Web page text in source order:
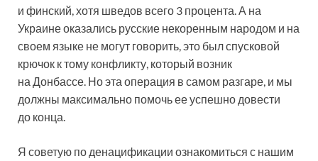
и финский, хотя шведов всего 3 процента. А на
Украине оказались русские некоренным народом и на
своем языке не могут говорить, это был спусковой
крючок к тому конфликту, который возник
на Донбассе. Но эта операция в самом разгаре, и мы
должны максимально помочь ее успешно довести
до конца.
Я советую по денацификации ознакомиться с нашим